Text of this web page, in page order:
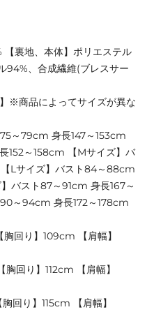
【裏地、本体】ポリエステル
94%、合成繊維(ブレスサー
※商品によってサイズが異な
～79cm 身長147～153cm
152～158cm 【Mサイズ】バ
Lサイズ】バスト84～88cm
バスト87～91cm 身長167～
～94cm 身長172～178cm
回り】109cm 【肩幅】
回り】112cm 【肩幅】
回り】115cm 【肩幅】